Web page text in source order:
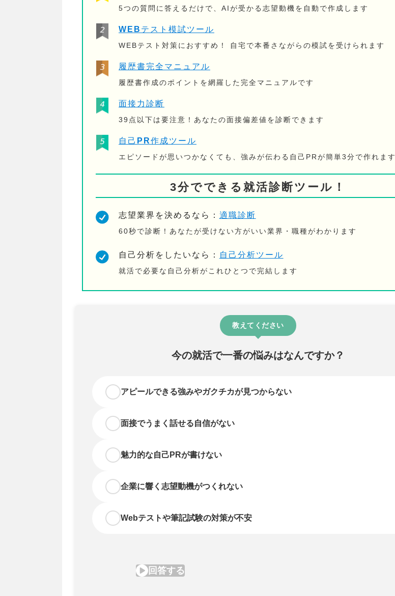
5つの質問に答えるだけで、AIが受かる志望動機を自動で作成します
WEBテスト模試ツール
WEBテスト対策におすすめ！ 自宅で本番さながらの模試を受けられます
履歴書完全マニュアル
履歴書作成のポイントを網羅した完全マニュアルです
面接力診断
39点以下は要注意！あなたの面接偏差値を診断できます
自己PR作成ツール
エピソードが思いつかなくても、強みが伝わる自己PRが簡単3分で作れます
3分でできる就活診断ツール！
志望業界を決めるなら： 適職診断
60秒で診断！あなたが受けない方がいい業界・職種がわかります
自己分析をしたいなら： 自己分析ツール
就活で必要な自己分析がこれひとつで完結します